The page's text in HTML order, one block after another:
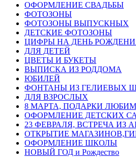
ОФОРМЛЕНИЕ СВАДЬБЫ
ФОТОЗОНЫ
ФОТОЗОНЫ ВЫПУСКНЫХ
ДЕТСКИЕ ФОТОЗОНЫ
ЦИФРЫ НА ДЕНЬ
ДЛЯ ДЕТЕЙ
ЦВЕТЫ И БУКЕТЫ
ВЫПИСКА ИЗ РОДДОМА
ЮБИЛЕЙ
ФОНТАНЫ ИЗ ГЕЛИЕВЫХ
ДЛЯ ВЗРОСЛЫХ
8 МАРТА, ПОДАРКИ
ОФОРМЛЕНИЕ ДЕТСКИХ
23 ФЕВРАЛЯ, ВСТРЕЧА ИЗ
ОТКРЫТИЕ
ОФОРМЛЕНИЕ ШКОЛЫ
НОВЫЙ ГОД и Рождество